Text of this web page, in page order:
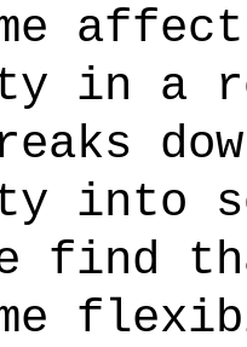
in a
into
find